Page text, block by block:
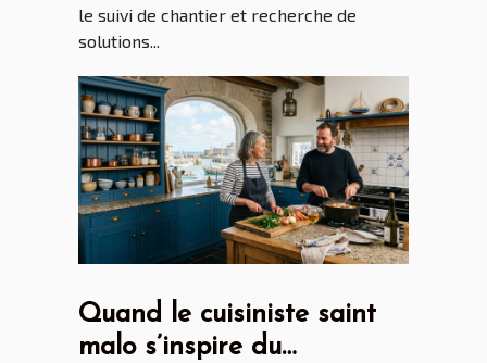
le suivi de chantier et recherche de
solutions...
Quand le cuisiniste saint
malo s’inspire du